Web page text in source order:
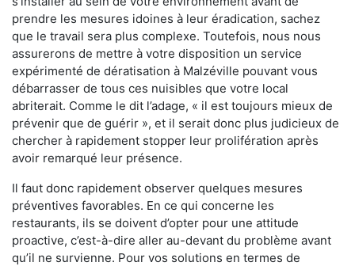
prendre les mesures idoines à leur éradication, sachez
que le travail sera plus complexe. Toutefois, nous nous
assurerons de mettre à votre disposition un service
expérimenté de dératisation à Malzéville pouvant vous
débarrasser de tous ces nuisibles que votre local
abriterait. Comme le dit l’adage, « il est toujours mieux de
prévenir que de guérir », et il serait donc plus judicieux de
chercher à rapidement stopper leur prolifération après
avoir remarqué leur présence.
Il faut donc rapidement observer quelques mesures
préventives favorables. En ce qui concerne les
restaurants, ils se doivent d’opter pour une attitude
proactive, c’est-à-dire aller au-devant du problème avant
qu’il ne survienne. Pour vos solutions en termes de